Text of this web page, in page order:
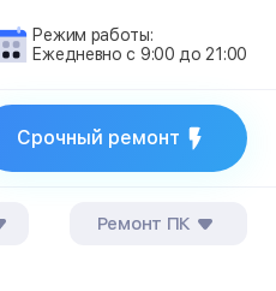
Режим работы:
Ежедневно с 9:00 до 21:00
Срочный ремонт
Ремонт ПК